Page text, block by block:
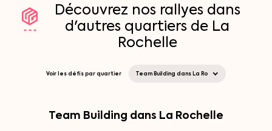
Découvrez nos rallyes dans
d'autres quartiers de La
Rochelle
Voir les défis par quartier
Team Building dans La Rochelle